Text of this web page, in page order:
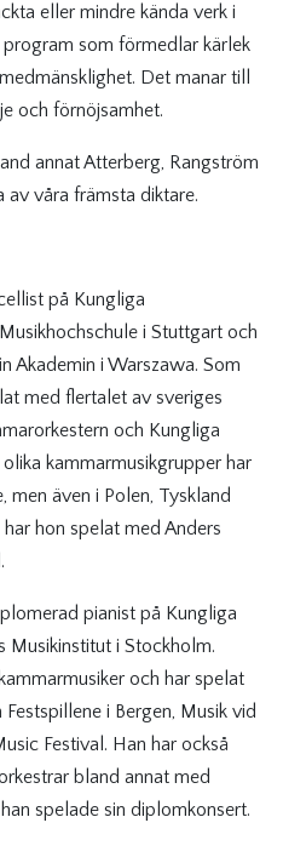
eller mindre kända verk i
som förmedlar kärlek
Det manar till
och förnöjsamhet.
annat Atterberg, Rangström
av våra främsta diktare.
på Kungliga
i Stuttgart och
Akademin i Warszawa. Som
med flertalet av sveriges
och Kungliga
kammarmusikgrupper har
men även i Polen, Tyskland
hon spelat med Anders
pianist på Kungliga
Musikinstitut i Stockholm.
och har spelat
i Bergen, Musik vid
Festival. Han har också
bland annat med
spelade sin diplomkonsert.